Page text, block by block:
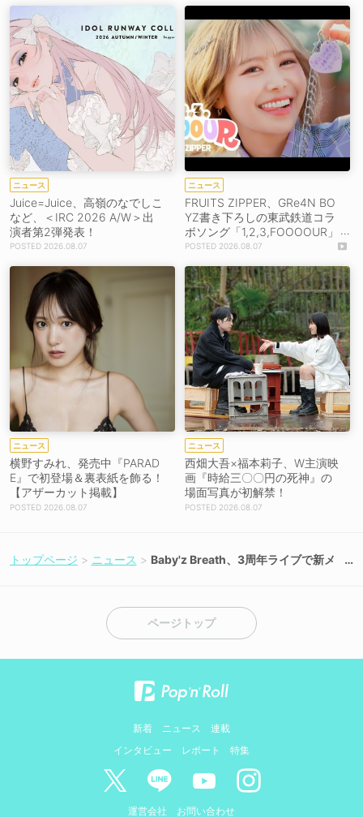
ニュース
Juice=Juice、高嶺のなでしこ
など、＜IRC 2026 A/W＞出
演者第2弾発表！
2026.08.07
ニュース
FRUITS ZIPPER、GRe4N BO
YZ書き下ろしの東武鉄道コラ
ボソング「1,2,3,FOOOOUR」
をリリース＆MV公開！
2026.08.07
ニュース
横野すみれ、発売中『PARAD
E』で初登場＆裏表紙を飾る！
【アザーカット掲載】
2026.08.07
ニュース
西畑大吾×福本莉子、W主演映
画『時給三〇〇円の死神』の
場面写真が初解禁！
2026.08.07
トップページ ニュース
Baby'z Breath、3周年ライブで新メ
ページトップ
新着 ニュース
連載
インタビュー
レポート 特集
運営会社 お問い合わせ